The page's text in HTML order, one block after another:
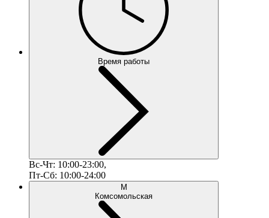
Время работы
Вс-Чт: 10:00-23:00,
Пт-Сб: 10:00-24:00
М
Комсомольская